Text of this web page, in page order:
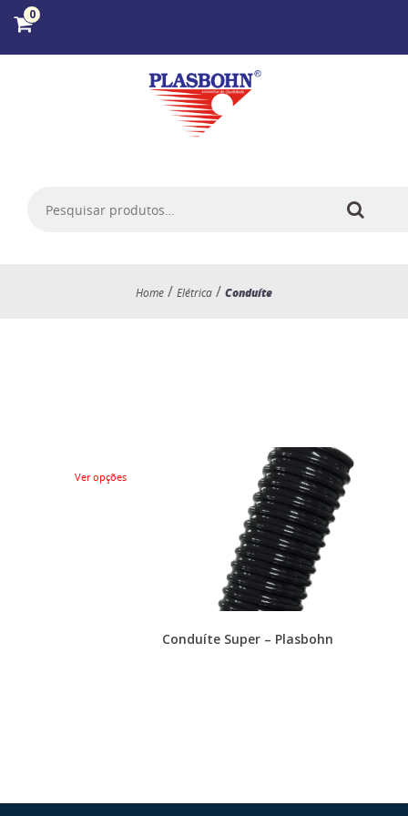
Home / Elétrica / Conduíte
Conduíte Super – Plasbohn
Ver opções
0